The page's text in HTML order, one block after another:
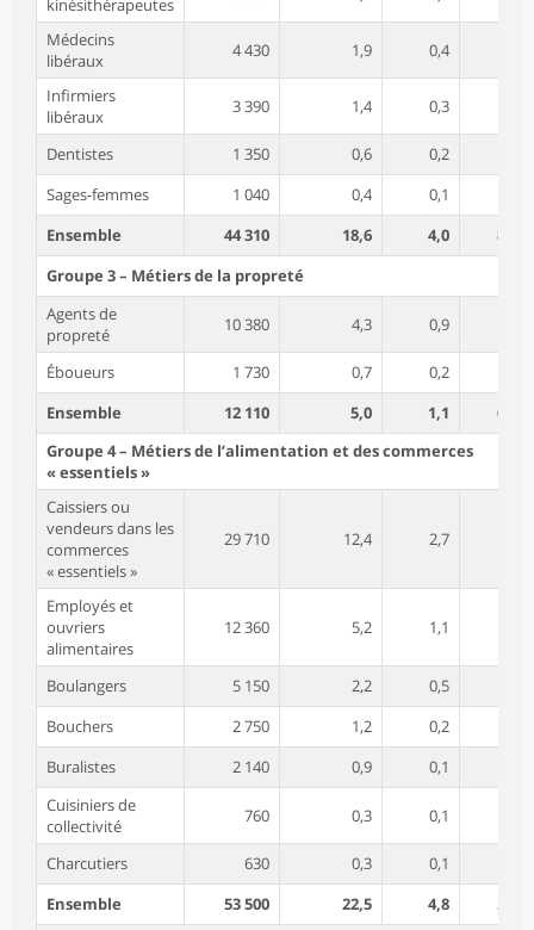
kinésithérapeutes
Médecins
libéraux
4 430 1,9 0,4
Infirmiers
libéraux
3 390 1,4 0,3
Dentistes 1 350 0,6 0,2
Sages-femmes
1 040 0,4 0,1
Ensemble
44 310 18,6 4,0
81,7
Groupe 3 – Métiers de la propreté
Agents de
propreté
10 380 4,3 0,9
Éboueurs 1 730 0,7 0,2
Ensemble
12 110 5,0 1,1
65,5
Groupe 4 – Métiers de l’alimentation et des commerces
« essentiels »
Caissiers ou
vendeurs dans les
commerces
« essentiels »
29 710 12,4 2,7
Employés et
ouvriers
alimentaires
12 360 5,2 1,1
Boulangers 5 150 2,2 0,5
Bouchers
2 750 1,2 0,2
Buralistes
2 140 0,9 0,1
Cuisiniers de
collectivité
760 0,3 0,1
Charcutiers 630 0,3 0,1
Ensemble
53 500 22,5 4,8
55,3